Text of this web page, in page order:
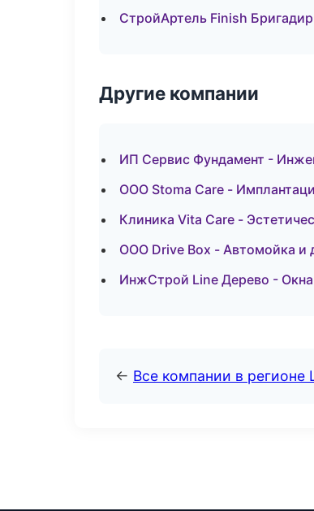
СтройАртель Finish
Другие компании
ИП Сервис Фундамент -
ООО Stoma Care -
Клиника Vita Care -
ООО Drive Box - Автомойка и
ИнжСтрой Line Дерево -
← Все компании в регионе